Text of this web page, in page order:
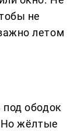
не
летом
ободок
Но жёлтые